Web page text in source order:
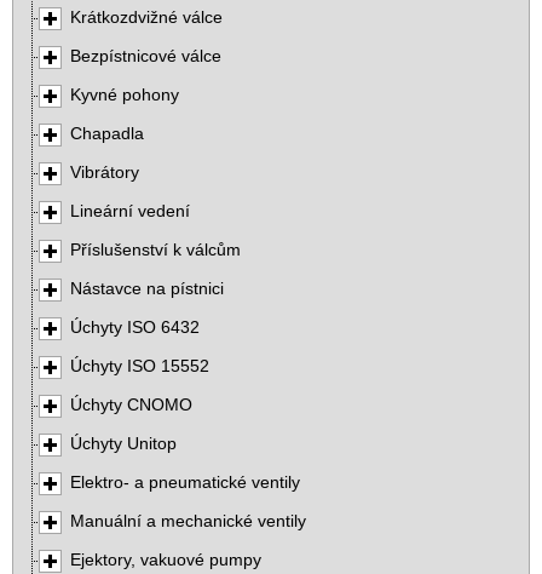
Krátkozdvižné válce
Bezpístnicové válce
Kyvné pohony
Chapadla
Vibrátory
Lineární vedení
Příslušenství k válcům
Nástavce na pístnici
Úchyty ISO 6432
Úchyty ISO 15552
Úchyty CNOMO
Úchyty Unitop
Elektro- a pneumatické ventily
Manuální a mechanické ventily
Ejektory, vakuové pumpy